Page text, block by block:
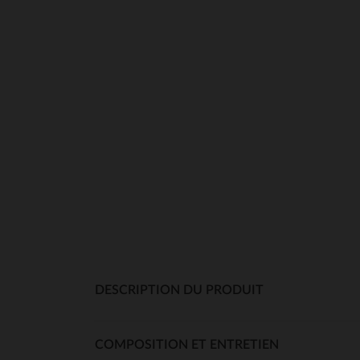
DESCRIPTION DU PRODUIT
COMPOSITION ET ENTRETIEN